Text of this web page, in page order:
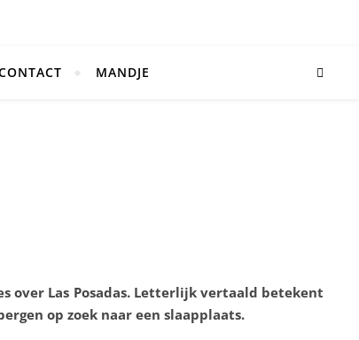
MANDJE
over Las Posadas. Letterlijk vertaald betekent
op zoek naar een slaapplaats.